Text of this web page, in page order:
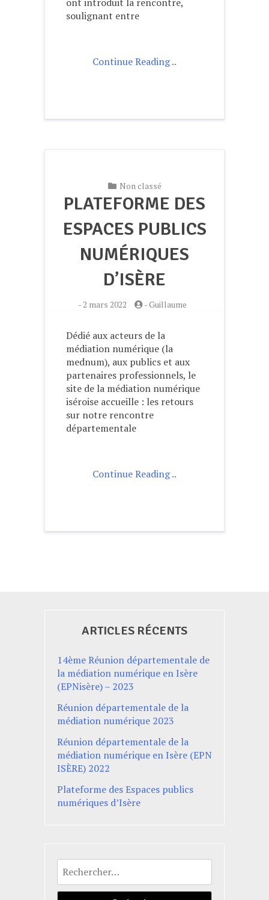
soulignant entre
Continue Reading ..
Non classé
PLATEFORME DES
ESPACES PUBLICS
NUMÉRIQUES
D’ISÈRE
-2 mars 2022 -Guillaume
Dédié aux acteurs de la
médiation numérique (la
mednum), aux publics et aux
partenaires professionnels, le
site de la médiation numérique
iséroise accueille : les retours
sur notre rencontre
départementale
Continue Reading ..
ARTICLES RÉCENTS
14ème Réunion départementale de
la médiation numérique en Isère
(EPNisère) – 2023
Réunion départementale de la
médiation numérique 2023
Réunion départementale de la
médiation numérique en Isère (EPN
ISÈRE) 2022
Plateforme des Espaces publics
numériques d’Isère
Rechercher :